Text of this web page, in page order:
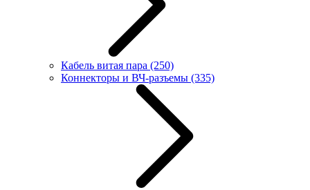
Кабель витая пара (250)
Коннекторы и ВЧ-разъемы (335)